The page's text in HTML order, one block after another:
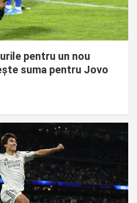
pentru un nou
suma pentru Jovo